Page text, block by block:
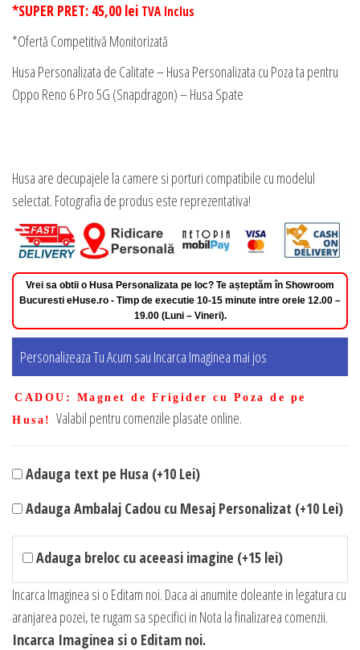
*SUPER PRET: 45,00 lei TVA Inclus
*Ofertă Competitivă Monitorizată
Husa Personalizata de Calitate – Husa Personalizata cu Poza ta pentru
Oppo Reno 6 Pro 5G (Snapdragon) – Husa Spate
Husa are decupajele la camere si porturi compatibile cu modelul
selectat. Fotografia de produs este reprezentativa!
Vrei sa obtii o Husa Personalizata pe loc? Te așteptăm în Showroom
Bucuresti eHuse.ro - Timp de executie 10-15 minute intre orele 12.00 –
19.00 (Luni – Vineri).
Personalizeaza Tu Acum sau Incarca Imaginea mai jos
CADOU : Magnet de Frigider cu Poza de pe
Husa!
Valabil pentru comenzile plasate online.
Adauga text pe Husa (+10 Lei)
Adauga Ambalaj Cadou cu Mesaj Personalizat (+10 Lei)
Adauga breloc cu aceeasi imagine (+15 lei)
Incarca Imaginea si o Editam noi. Daca ai anumite doleante in legatura cu
aranjarea pozei, te rugam sa specifici in Nota la finalizarea comenzii.
Incarca Imaginea si o Editam noi.